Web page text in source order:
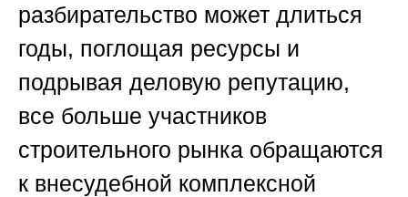
разбирательство может длиться
годы, поглощая ресурсы и
подрывая деловую репутацию,
все больше участников
строительного рынка обращаются
к внесудебной комплексной